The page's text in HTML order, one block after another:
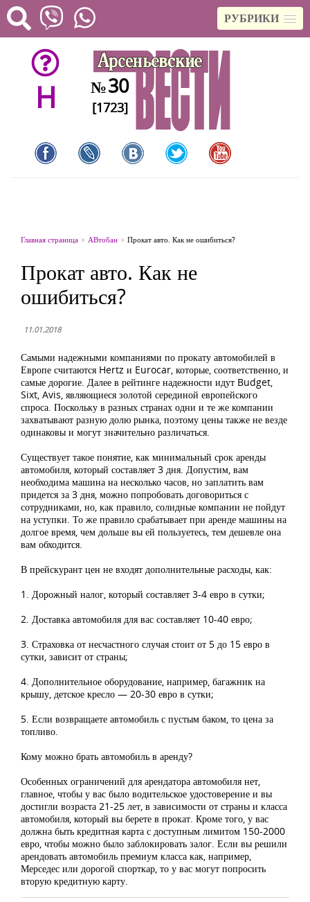
РУБРИКИ
H №30
[1723]
Главная страница АВтобан Прокат авто. Как не ошибиться?
Прокат авто. Как не
ошибиться?
11.01.2018
Самыми надежными компаниями по прокату автомобилей в
Европе считаются Hertz и Eurocar, которые, соответственно, и
самые дорогие. Далее в рейтинге надежности идут Budget,
Sixt, Avis, являющиеся золотой серединой европейского
спроса. Поскольку в разных странах одни и те же компании
захватывают разную долю рынка, поэтому цены также не везде
одинаковы и могут значительно различаться.
Существует такое понятие, как минимальный срок аренды
автомобиля, который составляет 3 дня. Допустим, вам
необходима машина на несколько часов, но заплатить вам
придется за 3 дня, можно попробовать договориться с
сотрудниками, но, как правило, солидные компании не пойдут
на уступки. То же правило срабатывает при аренде машины на
долгое время, чем дольше вы ей пользуетесь, тем дешевле она
вам обходится.
В прейскурант цен не входят дополнительные расходы, как:
1. Дорожный налог, который составляет 3-4 евро в сутки;
2. Доставка автомобиля для вас составляет 10-40 евро;
3. Страховка от несчастного случая стоит от 5 до 15 евро в
сутки, зависит от страны;
4. Дополнительное оборудование, например, багажник на
крышу, детское кресло — 20-30 евро в сутки;
5. Если возвращаете автомобиль с пустым баком, то цена за
топливо.
Кому можно брать автомобиль в аренду?
Особенных ограничений для арендатора автомобиля нет,
главное, чтобы у вас было водительское удостоверение и вы
достигли возраста 21-25 лет, в зависимости от страны и класса
автомобиля, который вы берете в прокат. Кроме того, у вас
должна быть кредитная карта с доступным лимитом 150-2000
евро, чтобы можно было заблокировать залог. Если вы решили
арендовать автомобиль премиум класса как, например,
Мерседес или дорогой спорткар, то у вас могут попросить
вторую кредитную карту.